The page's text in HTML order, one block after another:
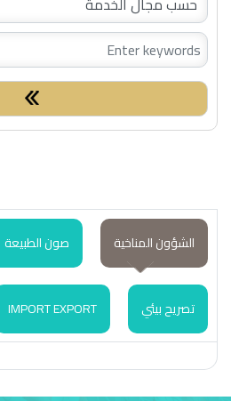
Search:
الشؤون المناخية صون الطبيعة
تصريح بيئي IMPORT EXPORT